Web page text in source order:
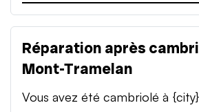
Réparation après
Mont-Tramelan
Vous avez été cambriolé à